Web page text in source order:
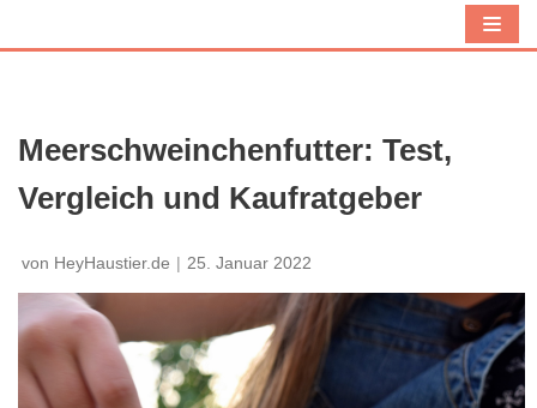
n
h
l
t
s
p
Meerschweinchenfutter: Test,
Vergleich und Kaufratgeber
von HeyHaustier.de 25. Januar 2022